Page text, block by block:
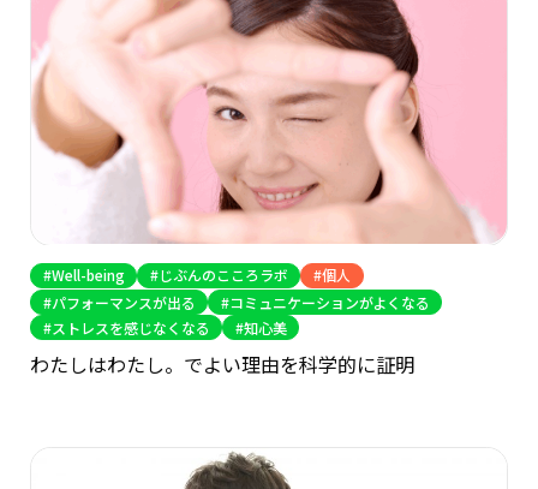
Well-being じぶんのこころラボ
個人
パフォーマンスが出る
コミュニケーションがよくなる
ストレスを感じなくなる
知心美
わたしはわたし。でよい理由を科学的に証明